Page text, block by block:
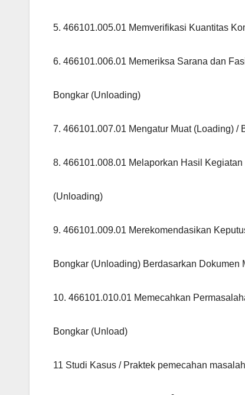
5. 466101.005.01 Memverifikasi Kuantitas
6. 466101.006.01 Memeriksa Sarana dan
Bongkar (Unloading)
7. 466101.007.01 Mengatur Muat (Loading) /
8. 466101.008.01 Melaporkan Hasil
(Unloading)
9. 466101.009.01 Merekomendasikan
Bongkar (Unloading) Berdasarkan Dokumen
10. 466101.010.01 Memecahkan
Bongkar (Unload)
11 Studi Kasus / Praktek pemecahan